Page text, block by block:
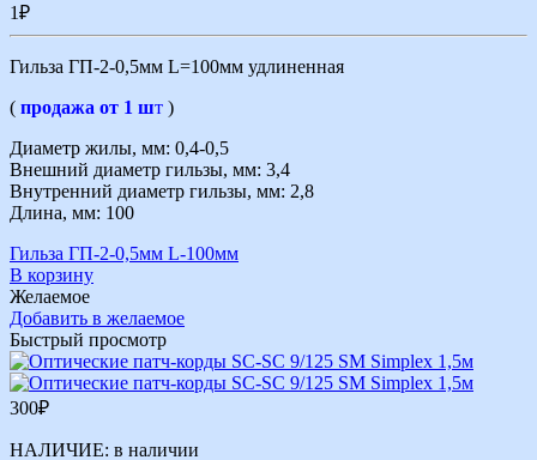
1₽
Гильза ГП-2-0,5мм L=100мм удлиненная
( продажа от 1 шт )
Диаметр жилы, мм: 0,4-0,5
Внешний диаметр гильзы, мм: 3,4
Внутренний диаметр гильзы, мм: 2,8
Длина, мм: 100
Гильза ГП-2-0,5мм L-100мм
В корзину
Желаемое
Добавить в желаемое
Быстрый просмотр
300₽
НАЛИЧИЕ: в наличии